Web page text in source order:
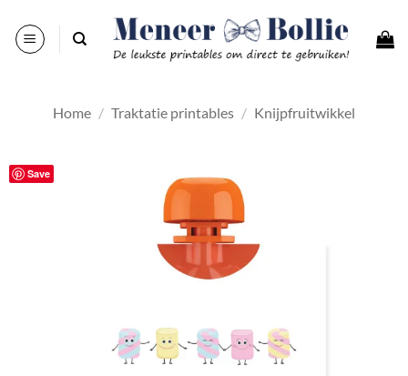
naar
inhoud
Home / Traktatie printables / Knijpfruitwikkel
Save